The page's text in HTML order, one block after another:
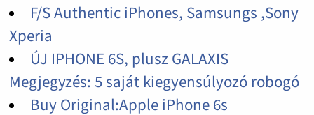
F/S Authentic iPhones, Samsungs ,Sony
Xperia
ÚJ IPHONE 6S, plusz GALAXIS
Megjegyzés: 5 saját kiegyensúlyozó robogó
Buy Original:Apple iPhone 6s